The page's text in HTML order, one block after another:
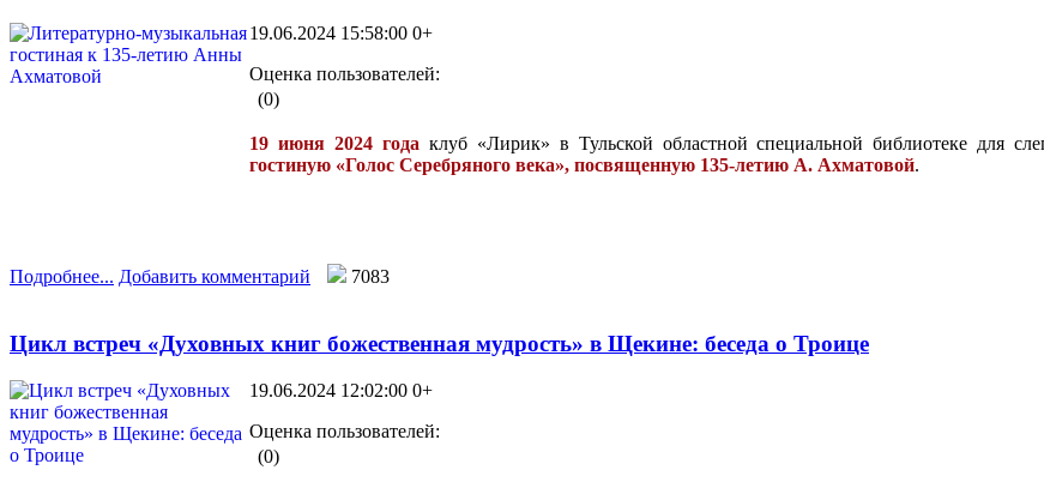
19.06.2024 15:58:00 0+
Оценка пользователей:
(0)
19 июня 2024 года клуб «Лирик» в Тульской областной специальной библиотеке для
гостиную «Голос Серебряного века», посвященную 135-летию А. Ахматовой.
Подробнее... Добавить комментарий 7083
Цикл встреч «Духовных книг божественная мудрость» в Щекине: беседа о Троице
19.06.2024 12:02:00 0+
Оценка пользователей:
(0)